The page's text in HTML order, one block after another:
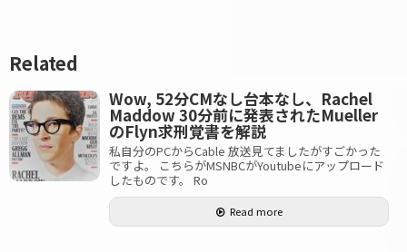
Related
Wow, 52分CMなし台本なし、Rachel
Maddow 30分前に発表されたMueller
のFlyn求刑覚書を解説
私自分のPCからCable 放送見てましたがすごかった
ですよ。 こちらがMSNBCがYoutubeにアップロード
したものです。 Ro
Read more